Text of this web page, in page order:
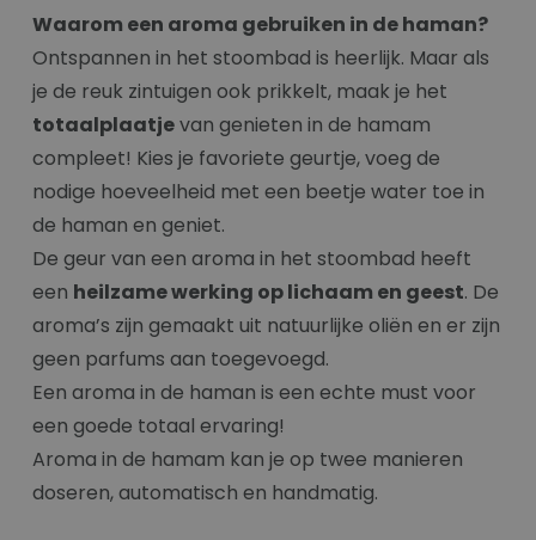
Waarom een aroma gebruiken in de haman?
Ontspannen in het stoombad is heerlijk. Maar als
je de reuk zintuigen ook prikkelt, maak je het
totaalplaatjevan genieten in de hamam
compleet! Kies je favoriete geurtje, voeg de
nodige hoeveelheid met een beetje water toe in
de haman en geniet.
De geur van een aroma in het stoombad heeft
een heilzame werking op lichaam en geest. De
aroma’s zijn gemaakt uit natuurlijke oliën en er zijn
geen parfums aan toegevoegd.
Een aroma in de haman is een echte must voor
een goede totaal ervaring!
Aroma in de hamam kan je op twee manieren
doseren, automatisch en handmatig.